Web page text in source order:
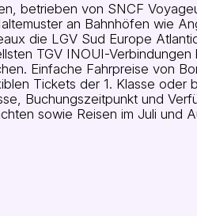
betrieben von SNCF
an Bahnhöfen wie
die LGV Sud Europe
TGV INOUI-Verbindungen
Einfache Fahrpreise von
Tickets der 1. Klasse oder
Buchungszeitpunkt und
sowie Reisen im Juli und